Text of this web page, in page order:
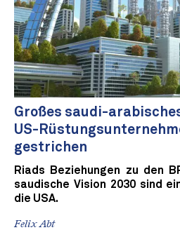
Großes saudi-
US-
gestrichen
Riads Beziehungen zu den
saudische Vision 2030 sind
die USA.
Felix Abt